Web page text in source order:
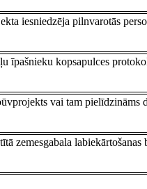
iesniedzēja pilnvarotās
īpašnieku kopsapulces
vai tam pielīdzināms
zemesgabala